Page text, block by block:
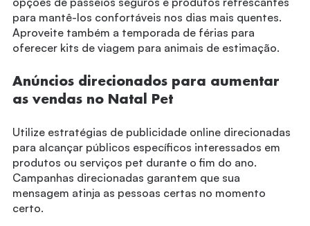
para mantê-los confortáveis nos dias mais quentes.
Aproveite também a temporada de férias para
oferecer kits de viagem para animais de estimação.
Anúncios direcionados para aumentar
as vendas no Natal Pet
Utilize estratégias de publicidade online direcionadas
para alcançar públicos específicos interessados em
produtos ou serviços pet durante o fim do ano.
Campanhas direcionadas garantem que sua
mensagem atinja as pessoas certas no momento
certo.